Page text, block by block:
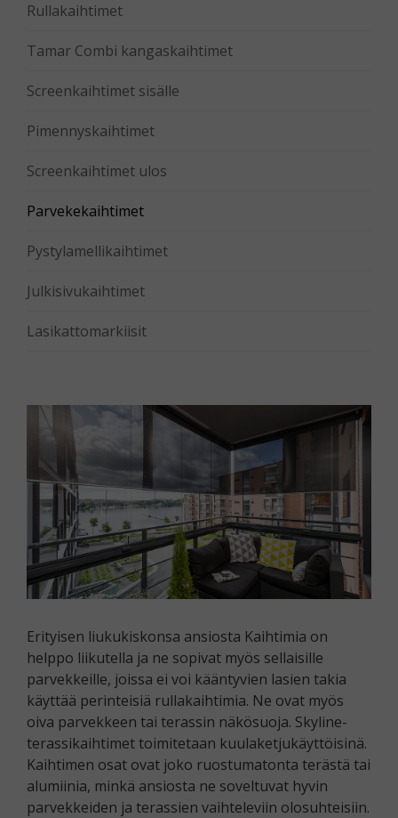
Rullakaihtimet
Tamar Combi kangaskaihtimet
Screenkaihtimet sisälle
Pimennyskaihtimet
Screenkaihtimet ulos
Parvekekaihtimet
Pystylamellikaihtimet
Julkisivukaihtimet
Lasikattomarkiisit
Erityisen liukukiskonsa ansiosta Kaihtimia on
helppo liikutella ja ne sopivat myös sellaisille
parvekkeille, joissa ei voi kääntyvien lasien takia
käyttää perinteisiä rullakaihtimia. Ne ovat myös
oiva parvekkeen tai terassin näkösuoja. Skyline-
terassikaihtimet toimitetaan kuulaketjukäyttöisinä.
Kaihtimen osat ovat joko ruostumatonta terästä tai
alumiinia, minkä ansiosta ne soveltuvat hyvin
parvekkeiden ja terassien vaihteleviin olosuhteisiin.